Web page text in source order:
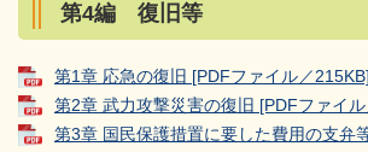
第4編 復旧等
第1章 応急の復旧 [PDFファイル／215KB]
第2章 武力攻撃災害の復旧 [PDFファイ
第3章 国民保護措置に要した費用の支弁